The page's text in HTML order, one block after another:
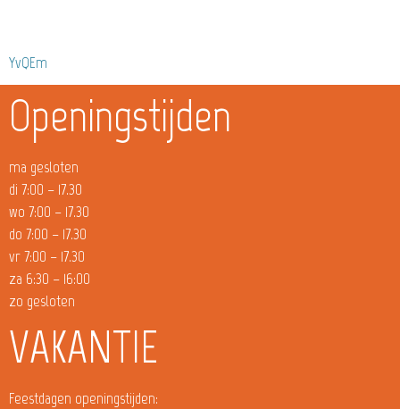
YvQEm
Openingstijden
ma gesloten
di 7:00 – 17.30
wo 7:00 – 17.30
do 7:00 – 17.30
vr 7:00 – 17.30
za 6:30 – 16:00
zo gesloten
VAKANTIE
Feestdagen openingstijden: